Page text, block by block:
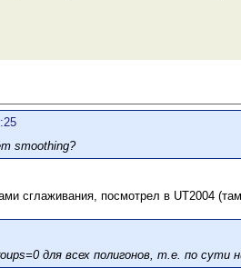
smoothing?
сглаживания, посмотрел в UT2004
для всех полигонов, т.е. по сути